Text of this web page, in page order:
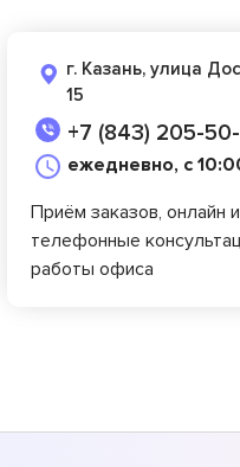
г. Казань, улица
15
+7 (843) 205-
ежедневно, с
Приём заказов, онлайн и
телефонные
работы офиса